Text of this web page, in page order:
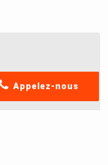
Appelez-nous